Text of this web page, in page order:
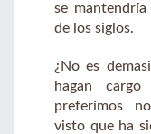
se
de los siglos.
¿No es
hagan
preferimos
visto que ha